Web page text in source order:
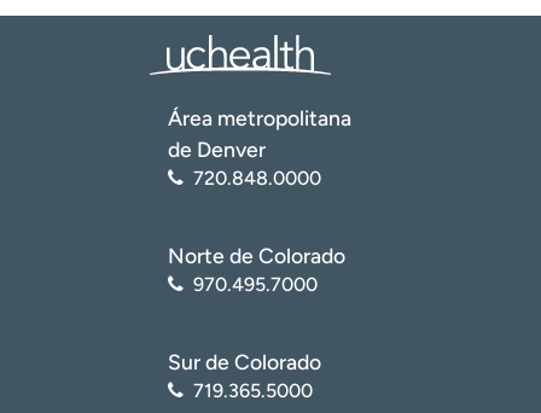
Área metropolitana
de Denver
720.848.0000
Norte de Colorado
970.495.7000
Sur de Colorado
719.365.5000